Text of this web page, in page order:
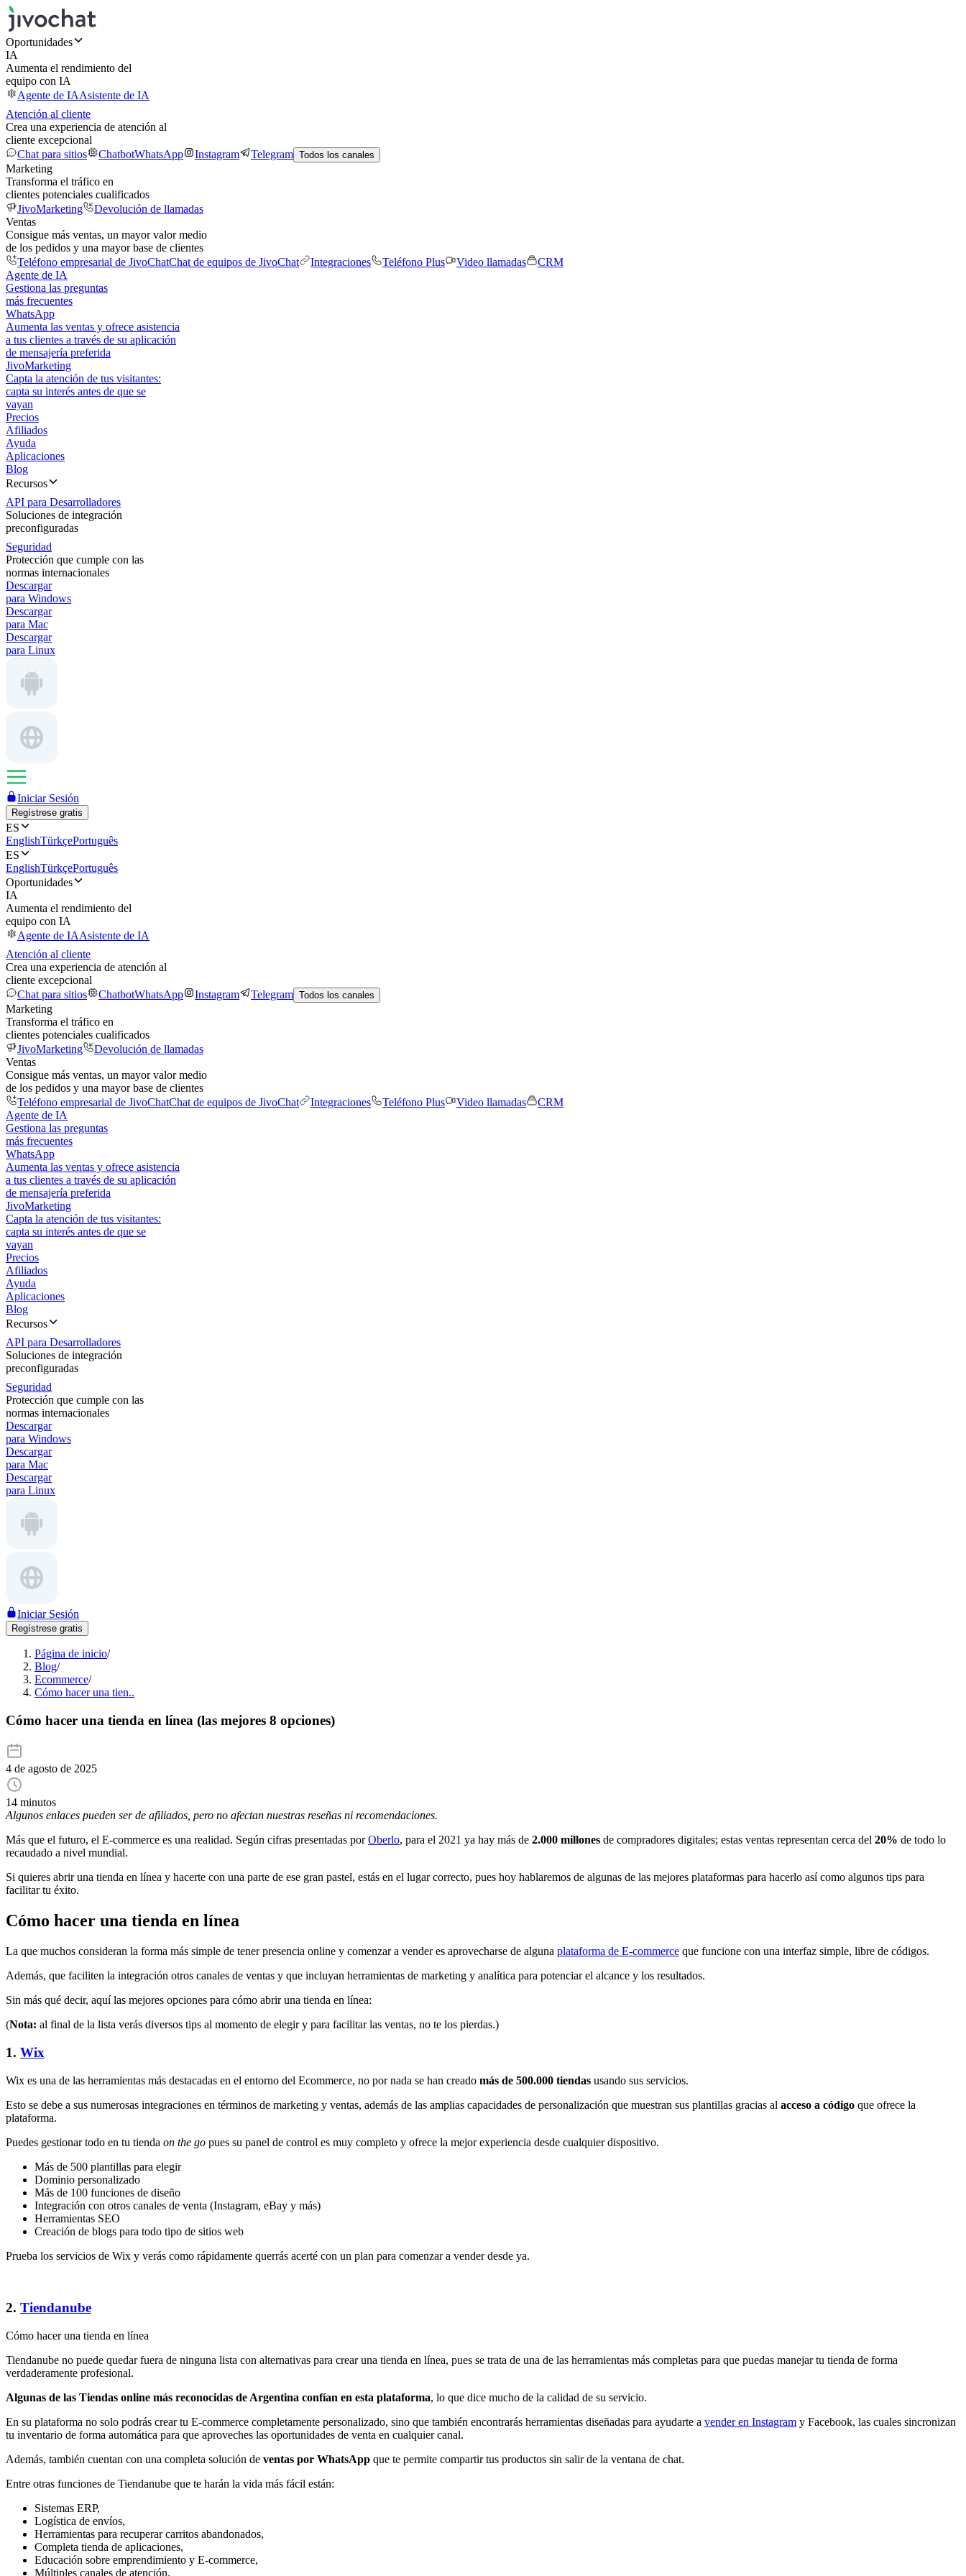
Oportunidades
IA
Aumenta el rendimiento del
equipo con IA
Agente de IAAsistente de IA
Atención al cliente
Crea una experiencia de atención al
cliente excepcional
Chat para sitios
ChatbotWhatsApp Instagram Telegram Todos los canales
Marketing
Transforma el tráfico en
clientes potenciales cualificados
JivoMarketing
Devolución de llamadas
Ventas
Consigue más ventas, un mayor valor medio
de los pedidos y una mayor base de clientes
Teléfono empresarial de JivoChatChat de equipos de JivoChat Integraciones Teléfono Plus Video llamadas
CRM
Agente de IA
Gestiona las preguntas
más frecuentes
WhatsApp
Aumenta las ventas y ofrece asistencia
a tus clientes a través de su aplicación
de mensajería preferida
JivoMarketing
Capta la atención de tus visitantes:
capta su interés antes de que se
vayan
Precios
Afiliados
Ayuda
Aplicaciones
Blog
Recursos
API para Desarrolladores
Soluciones de integración
preconfiguradas
Seguridad
Protección que cumple con las
normas internacionales
Descargar
para Windows
Descargar
para Mac
Descargar
para Linux
Iniciar Sesión
Regístrese gratis
ES
EnglishTürkçePortuguês
ES
EnglishTürkçePortuguês
Oportunidades
IA
Aumenta el rendimiento del
equipo con IA
Agente de IAAsistente de IA
Atención al cliente
Crea una experiencia de atención al
cliente excepcional
Chat para sitios
ChatbotWhatsApp Instagram Telegram Todos los canales
Marketing
Transforma el tráfico en
clientes potenciales cualificados
JivoMarketing
Devolución de llamadas
Ventas
Consigue más ventas, un mayor valor medio
de los pedidos y una mayor base de clientes
Teléfono empresarial de JivoChatChat de equipos de JivoChat Integraciones Teléfono Plus Video llamadas
CRM
Agente de IA
Gestiona las preguntas
más frecuentes
WhatsApp
Aumenta las ventas y ofrece asistencia
a tus clientes a través de su aplicación
de mensajería preferida
JivoMarketing
Capta la atención de tus visitantes:
capta su interés antes de que se
vayan
Precios
Afiliados
Ayuda
Aplicaciones
Blog
Recursos
API para Desarrolladores
Soluciones de integración
preconfiguradas
Seguridad
Protección que cumple con las
normas internacionales
Descargar
para Windows
Descargar
para Mac
Descargar
para Linux
Iniciar Sesión
Regístrese gratis
Página de inicio/
Blog/
Ecommerce/
Cómo hacer una tien..
Cómo hacer una tienda en línea (las mejores 8 opciones)
4 de agosto de 2025
14 minutos
Algunos enlaces pueden ser de afiliados, pero no afectan nuestras reseñas ni recomendaciones.
Más que el futuro, el E-commerce es una realidad. Según cifras presentadas porOberlo, para el 2021 ya hay más de 2.000 millones de compradores digitales; estas ventas representan cerca del 20% de todo lo
recaudado a nivel mundial.
Si quieres abrir una tienda en línea y hacerte con una parte de ese gran pastel, estás en el lugar correcto, pues hoy hablaremos de algunas de las mejores plataformas para hacerlo así como algunos tips para
facilitar tu éxito.
Cómo hacer una tienda en línea
La que muchos consideran la forma más simple de tener presencia online y comenzar a vender es aprovecharse de alguna plataforma de E-commerce que funcione con una interfaz simple, libre de códigos.
Además, que faciliten la integración otros canales de ventas y que incluyan herramientas de marketing y analítica para potenciar el alcance y los resultados.
Sin más qué decir, aquí las mejores opciones para cómo abrir una tienda en línea:
(Nota: al final de la lista verás diversos tips al momento de elegir y para facilitar las ventas, no te los pierdas.)
1. Wix
Wix es una de las herramientas más destacadas en el entorno del Ecommerce, no por nada se han creado más de 500.000 tiendas usando sus servicios.
Esto se debe a sus numerosas integraciones en términos de marketing y ventas, además de las amplias capacidades de personalización que muestran sus plantillas gracias al acceso a código que ofrece la
plataforma.
Puedes gestionar todo en tu tienda on the go pues su panel de control es muy completo y ofrece la mejor experiencia desde cualquier dispositivo.
Más de 500 plantillas para elegir
Dominio personalizado
Más de 100 funciones de diseño
Integración con otros canales de venta (Instagram, eBay y más)
Herramientas SEO
Creación de blogs para todo tipo de sitios web
Prueba los servicios de Wix y verás como rápidamente querrás acerté con un plan para comenzar a vender desde ya.
2. Tiendanube
Cómo hacer una tienda en línea
Tiendanube no puede quedar fuera de ninguna lista con alternativas para crear una tienda en línea, pues se trata de una de las herramientas más completas para que puedas manejar tu tienda de forma
verdaderamente profesional.
Algunas de las Tiendas online más reconocidas de Argentina confían en esta plataforma, lo que dice mucho de la calidad de su servicio.
En su plataforma no solo podrás crear tu E-commerce completamente personalizado, sino que también encontrarás herramientas diseñadas para ayudarte a vender en Instagram y Facebook, las cuales sincronizan
tu inventario de forma automática para que aproveches las oportunidades de venta en cualquier canal.
Además, también cuentan con una completa solución de ventas por WhatsApp que te permite compartir tus productos sin salir de la ventana de chat.
Entre otras funciones de Tiendanube que te harán la vida más fácil están:
Sistemas ERP,
Logística de envíos,
Herramientas para recuperar carritos abandonados,
Completa tienda de aplicaciones,
Educación sobre emprendimiento y E-commerce,
Múltiples canales de atención.